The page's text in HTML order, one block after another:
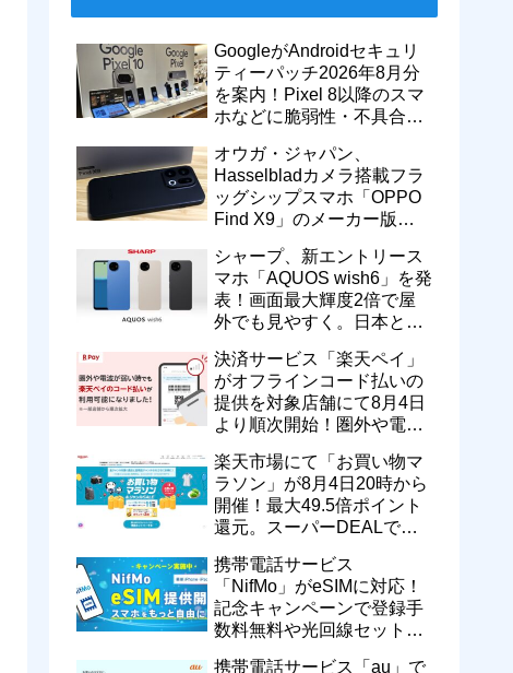
GoogleがAndroidセキュリ
ティーパッチ2026年8月分
を案内！Pixel 8以降のスマ
ホなどに脆弱性・不具合の
新が提供開始
オウガ・ジャパン、
Hasselbladカメラ搭載フラ
ッグシップスマホ「OPPO
Find X9」のメーカー版
げ！15万9800円に
シャープ、新エントリース
マホ「AQUOS wish6」を発
表！画面最大輝度2倍で屋
外でも見やすく。日本と台
売
決済サービス「楽天ペイ」
がオフラインコード払いの
提供を対象店舗にて8月4日
より順次開始！圏外や電波
に
楽天市場にて「お買い物マ
ラソン」が8月4日20時から
開催！最大49.5倍ポイント
還元。スーパーDEALで
など
携帯電話サービス
「NifMo」がeSIMに対応！
記念キャンペーンで登録手
数料無料や光回線セットで
携帯電話サービス「au」で